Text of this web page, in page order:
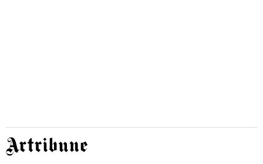
Artribune